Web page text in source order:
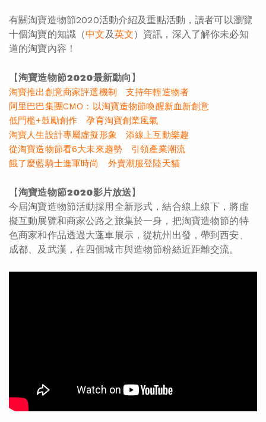
有關淘寶造物節2020活動介紹及重點活動，讀者可以瀏覽
十個淘寶的知識（中文及英文）資訊，深入了解你未必知
道的淘寶內容！
【淘寶造物節2020最新動向 】
淘寶推出創意商家評選機制 支持年輕造物者
阿里巴巴集團CMO：以淘寶造物節喚醒新血新創意
低門檻+鼓勵創作 孕育淘寶創業風氣
淘寶人生設計專屬虛擬形象 添線上互動樂趣
從淘寶造物節看6大未來趨勢 引領產業潮流
餓了麼藍騎士進軍時尚 外賣潮服登陸天貓
【淘寶造物節2020影片放送】
今屆淘寶造物節活動採用全新形式，結合線上線下，將虛
擬互動展覽和商家公路之旅集於一身，把淘寶造物節的特
色商家和作品透過大蓬車展示，從杭州出發，帶到西安、
成都、及武漢，在四個城市與造物節粉絲近距離交流。